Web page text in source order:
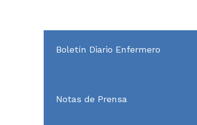
Boletín Diario Enfermero
Notas de Prensa